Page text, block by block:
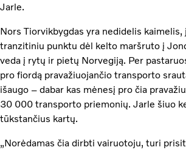
Jarle.
Nors Tiorvikbygdas yra nedidelis kaimelis,
tranzitiniu punktu dėl kelto maršruto į
veda į rytų ir pietų Norvegiją. Per
pro fiordą pravažiuojančio transporto
išaugo – dabar kas mėnesį pro čia
30 000 transporto priemonių. Jarle šiuo
tūkstančius kartų.
„Norėdamas čia dirbti vairuotoju, turi